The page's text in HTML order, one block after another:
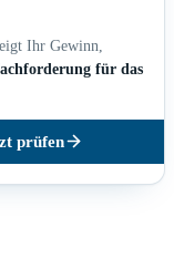
Ihr Gewinn,
für das
prüfen